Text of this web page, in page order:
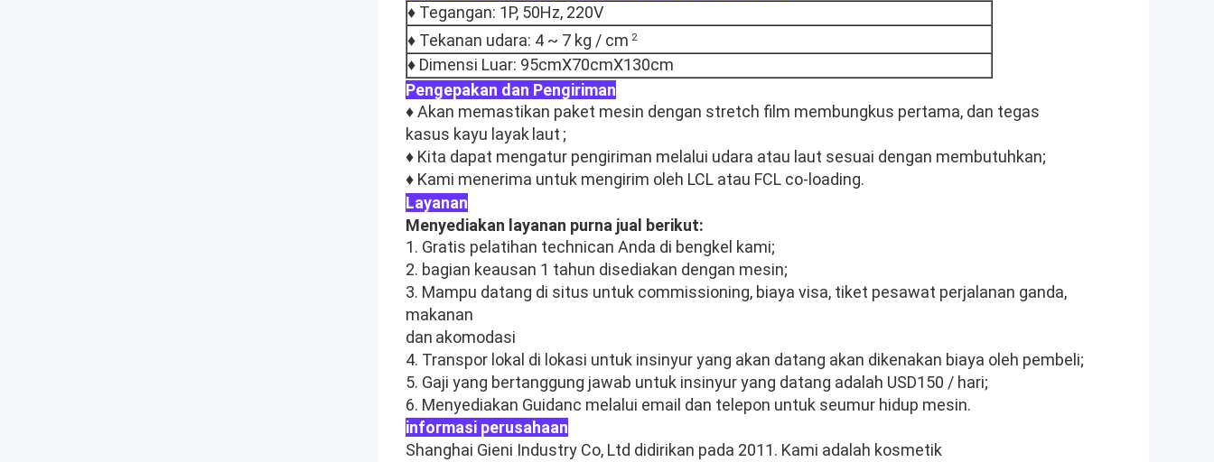
♦ Tegangan: 1P, 50Hz, 220V
♦ Tekanan udara: 4 ~ 7 kg / cm 2
♦ Dimensi Luar: 95cmX70cmX130cm
Pengepakan dan Pengiriman
♦ Akan memastikan paket mesin dengan stretch film membungkus pertama, dan tegas
kasus kayu layak laut ;
♦ Kita dapat mengatur pengiriman melalui udara atau laut sesuai dengan membutuhkan;
♦ Kami menerima untuk mengirim oleh LCL atau FCL co-loading.
Layanan
Menyediakan layanan purna jual berikut:
1. Gratis pelatihan technican Anda di bengkel kami;
2. bagian keausan 1 tahun disediakan dengan mesin;
3. Mampu datang di situs untuk commissioning, biaya visa, tiket pesawat perjalanan ganda,
makanan
dan akomodasi
4. Transpor lokal di lokasi untuk insinyur yang akan datang akan dikenakan biaya oleh pembeli;
5. Gaji yang bertanggung jawab untuk insinyur yang datang adalah USD150 / hari;
6. Menyediakan Guidanc melalui email dan telepon untuk seumur hidup mesin.
informasi perusahaan
Shanghai Gieni Industry Co, Ltd didirikan pada 2011. Kami adalah kosmetik